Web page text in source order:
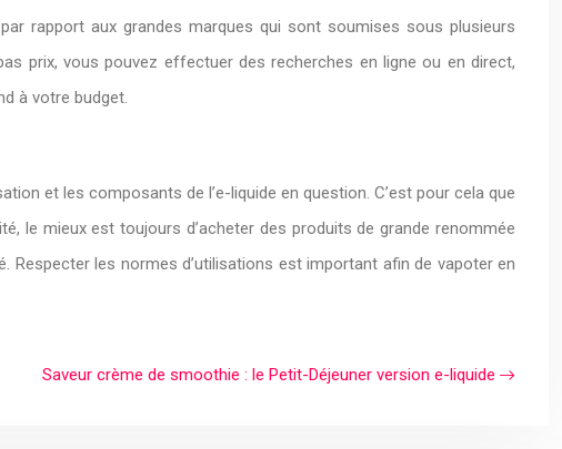
rapport aux grandes marques qui sont soumises sous plusieurs
prix, vous pouvez effectuer des recherches en ligne ou en direct,
à votre budget.
et les composants de l’e-liquide en question. C’est pour cela que
le mieux est toujours d’acheter des produits de grande renommée
Respecter les normes d’utilisations est important afin de vapoter en
Saveur crème de smoothie : le Petit-Déjeuner version e-liquide